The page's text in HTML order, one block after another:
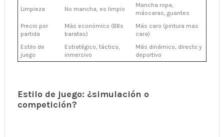
Limpieza No mancha, es limpio
Mancha ropa,
máscaras, guantes
Precio por
partida
Más económico (BBs
baratas)
Más caro (pintura mas
cara)
Estilo de
juego
Estratégico, táctico,
inmersivo
Más dinámico, directo y
deportivo
Estilo de juego: ¿simulación o
competición?